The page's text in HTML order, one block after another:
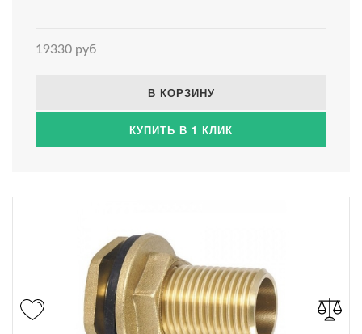
19330 руб
В КОРЗИНУ
КУПИТЬ В 1 КЛИК